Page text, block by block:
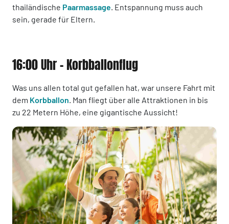
thailändische Paarmassage . Entspannung muss auch
sein, gerade für Eltern.
16:00 Uhr - Korbballonflug
Was uns allen total gut gefallen hat, war unsere Fahrt mit
dem Korbballon . Man fliegt über alle Attraktionen in bis
zu 22 Metern Höhe, eine gigantische Aussicht!